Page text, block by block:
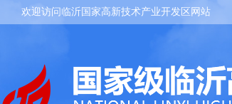
欢迎访问临沂国家高新技术产业开发区网站